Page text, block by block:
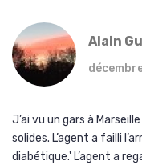
Alain
J’ai vu un gars à
solides. L’agent a failli
diabétique.' L’agent a